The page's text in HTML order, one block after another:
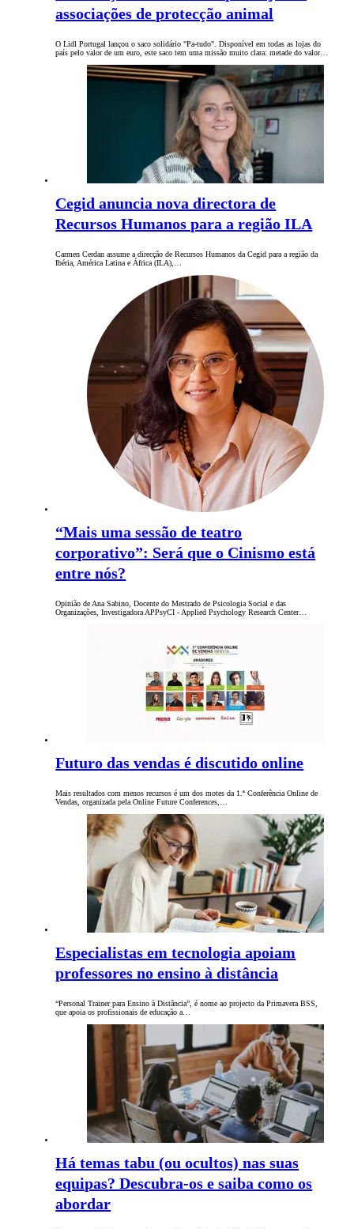
associações de protecção animal
O Lidl Portugal lançou o saco solidário "Pa-tudo". Disponível em todas as lojas do
país pelo valor de um euro, este saco tem uma missão muito clara: metade do valor…
Cegid anuncia nova directora de
Recursos Humanos para a região ILA
Carmen Cerdan assume a direcção de Recursos Humanos da Cegid para a região da
Ibéria, América Latina e África (ILA),…
“Mais uma sessão de teatro
corporativo”: Será que o Cinismo está
entre nós?
Opinião de Ana Sabino, Docente do Mestrado de Psicologia Social e das
Organizações, Investigadora APPsyCI - Applied Psychology Research Center…
Futuro das vendas é discutido online
Mais resultados com menos recursos é um dos motes da 1.ª Conferência Online de
Vendas, organizada pela Online Future Conferences,…
Especialistas em tecnologia apoiam
professores no ensino à distância
“Personal Trainer para Ensino à Distância”, é nome ao projecto da Primavera BSS,
que apoia os profissionais de educação a…
Há temas tabu (ou ocultos) nas suas
equipas? Descubra-os e saiba como os
abordar